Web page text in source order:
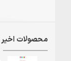
محصولات اخیر